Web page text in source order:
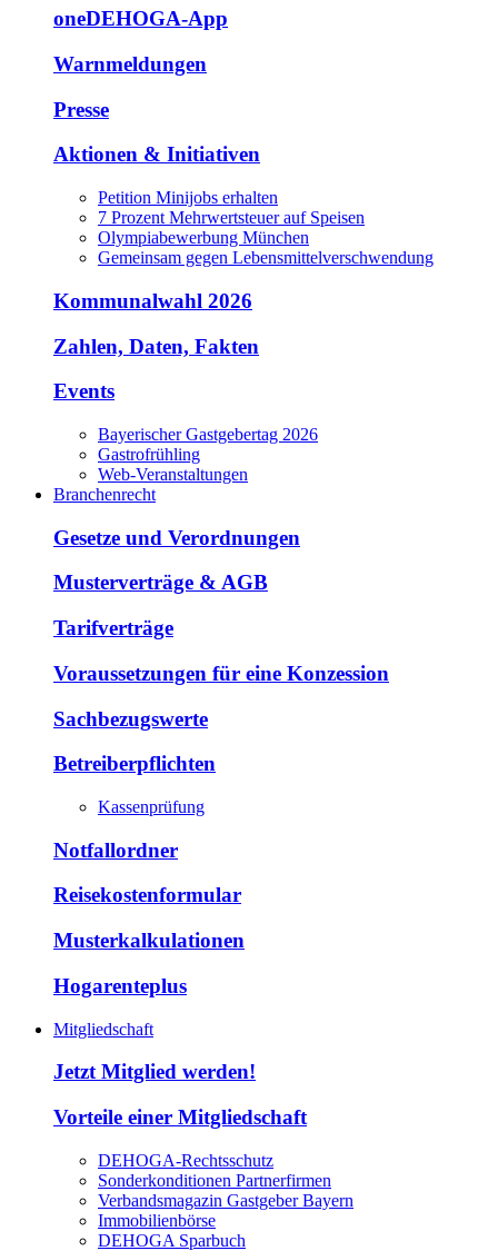
oneDEHOGA-App
Warnmeldungen
Presse
Aktionen & Initiativen
Petition Minijobs erhalten
7 Prozent Mehrwertsteuer auf Speisen
Olympiabewerbung München
Gemeinsam gegen Lebensmittelverschwendung
Kommunalwahl 2026
Zahlen, Daten, Fakten
Events
Bayerischer Gastgebertag 2026
Gastrofrühling
Web-Veranstaltungen
Branchenrecht
Gesetze und Verordnungen
Musterverträge & AGB
Tarifverträge
Voraussetzungen für eine Konzession
Sachbezugswerte
Betreiberpflichten
Kassenprüfung
Notfallordner
Reisekostenformular
Musterkalkulationen
Hogarenteplus
Mitgliedschaft
Jetzt Mitglied werden!
Vorteile einer Mitgliedschaft
DEHOGA-Rechtsschutz
Sonderkonditionen Partnerfirmen
Verbandsmagazin Gastgeber Bayern
Immobilienbörse
DEHOGA Sparbuch